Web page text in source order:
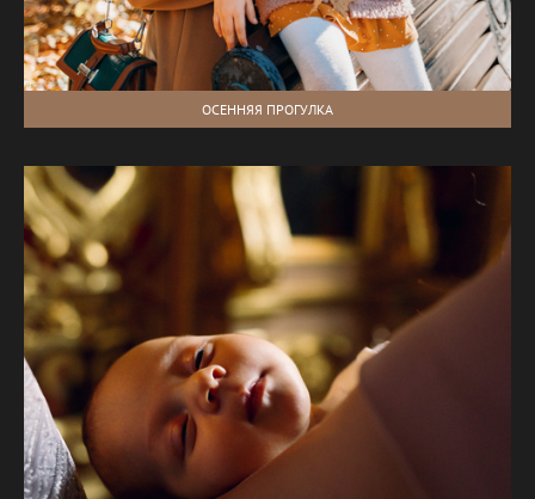
ОСЕННЯЯ ПРОГУЛКА